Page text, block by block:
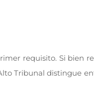
requisito. Si bien
Tribunal distingue